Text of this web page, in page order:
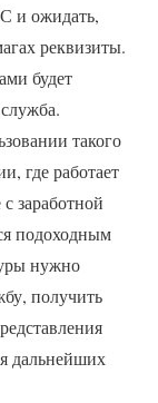
и ожидать,
реквизиты.
будет
такого
где работает
заработной
подоходным
нужно
получить
дальнейших